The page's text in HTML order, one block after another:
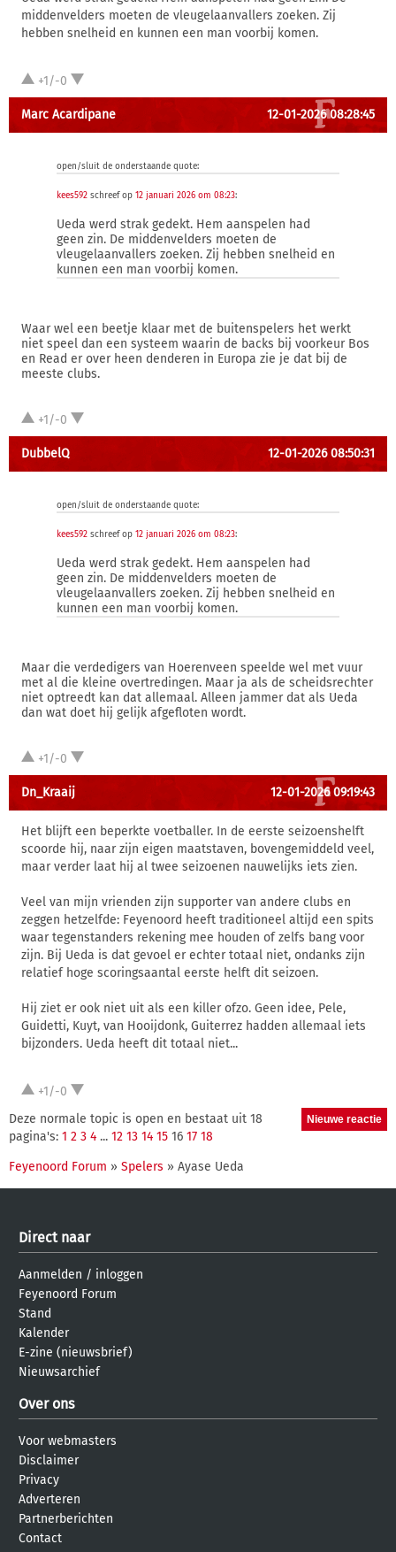
middenvelders moeten de vleugelaanvallers zoeken. Zij
hebben snelheid en kunnen een man voorbij komen.
+1/-0
Marc Acardipane 12-01-2026 08:28:45
open/sluit de onderstaande quote:
kees592 schreef op 12 januari 2026 om 08:23:
Ueda werd strak gedekt. Hem aanspelen had
geen zin. De middenvelders moeten de
vleugelaanvallers zoeken. Zij hebben snelheid en
kunnen een man voorbij komen.
Waar wel een beetje klaar met de buitenspelers het werkt
niet speel dan een systeem waarin de backs bij voorkeur Bos
en Read er over heen denderen in Europa zie je dat bij de
meeste clubs.
+1/-0
DubbelQ 12-01-2026 08:50:31
open/sluit de onderstaande quote:
kees592 schreef op 12 januari 2026 om 08:23:
Ueda werd strak gedekt. Hem aanspelen had
geen zin. De middenvelders moeten de
vleugelaanvallers zoeken. Zij hebben snelheid en
kunnen een man voorbij komen.
Maar die verdedigers van Hoerenveen speelde wel met vuur
met al die kleine overtredingen. Maar ja als de scheidsrechter
niet optreedt kan dat allemaal. Alleen jammer dat als Ueda
dan wat doet hij gelijk afgefloten wordt.
+1/-0
Dn_Kraaij 12-01-2026 09:19:43
Het blijft een beperkte voetballer. In de eerste seizoenshelft
scoorde hij, naar zijn eigen maatstaven, bovengemiddeld veel,
maar verder laat hij al twee seizoenen nauwelijks iets zien.
Veel van mijn vrienden zijn supporter van andere clubs en
zeggen hetzelfde: Feyenoord heeft traditioneel altijd een spits
waar tegenstanders rekening mee houden of zelfs bang voor
zijn. Bij Ueda is dat gevoel er echter totaal niet, ondanks zijn
relatief hoge scoringsaantal eerste helft dit seizoen.
Hij ziet er ook niet uit als een killer ofzo. Geen idee, Pele,
Guidetti, Kuyt, van Hooijdonk, Guiterrez hadden allemaal iets
bijzonders. Ueda heeft dit totaal niet...
+1/-0
Deze normale topic is open en bestaat uit 18
pagina's: 1 2 3 4 ... 12 13 14 15 16 17 18
Feyenoord Forum » Spelers » Ayase Ueda
Direct naar
Aanmelden / inloggen
Feyenoord Forum
Stand
Kalender
E-zine (nieuwsbrief)
Nieuwsarchief
Over ons
Voor webmasters
Disclaimer
Privacy
Adverteren
Partnerberichten
Contact